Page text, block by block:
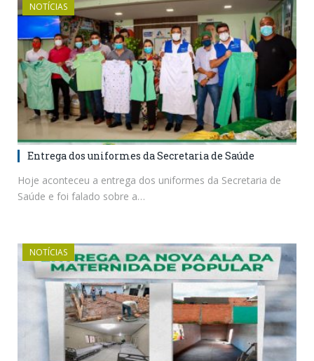
NOTÍCIAS
Entrega dos uniformes da Secretaria de Saúde
Hoje aconteceu a entrega dos uniformes da Secretaria de
Saúde e foi falado sobre a…
NOTÍCIAS